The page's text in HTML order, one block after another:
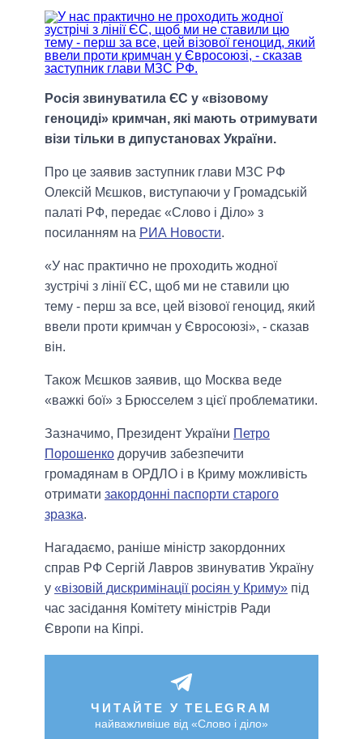
Росія звинуватила ЄС у «візовому
геноциді» кримчан, які мають отримувати
візи тільки в дипустановах України.
Про це заявив заступник глави МЗС РФ
Олексій Мєшков, виступаючи у Громадській
палаті РФ, передає «Слово і Діло» з
посиланням на РИА Новости.
«У нас практично не проходить жодної
зустрічі з лінії ЄС, щоб ми не ставили цю
тему - перш за все, цей візової геноцид, який
ввели проти кримчан у Євросоюзі», - сказав
він.
Також Мєшков заявив, що Москва веде
«важкі бої» з Брюсселем з цієї проблематики.
Зазначимо, Президент України Петро
Порошенко доручив забезпечити
громадянам в ОРДЛО і в Криму можливість
отримати закордонні паспорти старого
зразка.
Нагадаємо, раніше міністр закордонних
справ РФ Сергій Лавров звинуватив Україну
у «візовій дискримінації росіян у Криму» під
час засідання Комітету міністрів Ради
Європи на Кіпрі.
ЧИТАЙТЕ У TELEGRAM
найважливіше від «Слово і діло»